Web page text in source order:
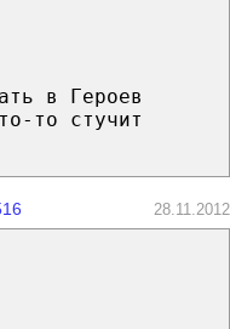
в Героев
то стучит
28.11.2012